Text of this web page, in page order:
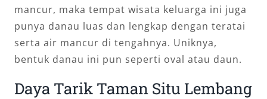
mancur, maka tempat wisata keluarga ini juga
punya danau luas dan lengkap dengan teratai
serta air mancur di tengahnya. Uniknya,
bentuk danau ini pun seperti oval atau daun.
Daya Tarik Taman Situ Lembang